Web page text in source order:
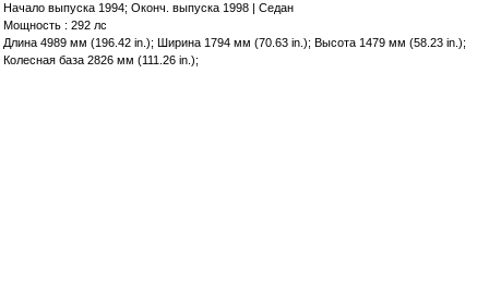
Начало выпуска 1994; Оконч. выпуска 1998 | Седан
Мощность : 292 лс
Длина 4989 мм (196.42 in.); Ширина 1794 мм (70.63 in.); Высота 1479 мм (58.23 in.);
Колесная база 2826 мм (111.26 in.);